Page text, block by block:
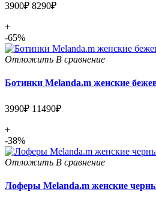
3900₽ 8290₽
+
-65%
Отложить В сравнение
Ботинки Melanda.m женские
3990₽ 11490₽
+
-38%
Отложить В сравнение
Лоферы Melanda.m женские